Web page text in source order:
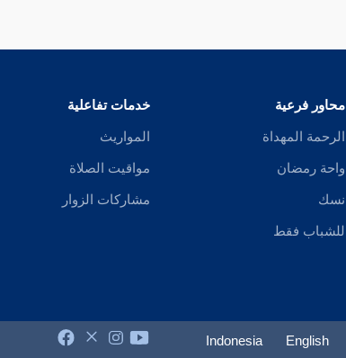
محاور فرعية
الرحمة المهداة
واحة رمضان
نسك
للشباب فقط
خدمات تفاعلية
المواريث
مواقيت الصلاة
مشاركات الزوار
English
Indonesia